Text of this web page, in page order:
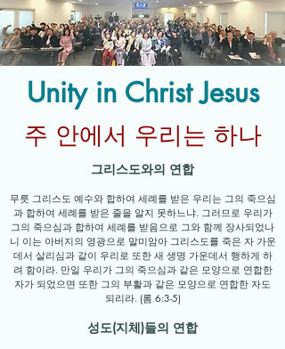
Unity in Christ Jesus
주 안에서 우리는 하나
그리스도와의 연합
무릇 그리스도 예수와 합하여 세례를 받은 우리는 그의 죽으심
과 합하여 세례를 받은 줄을 알지 못하느냐. 그러므로 우리가
그의 죽으심과 합하여 세례를 받음으로 그와 함께 장사되었나
니 이는 아버지의 영광으로 말미암아 그리스도를 죽은 자 가운
데서 살리심과 같이 우리로 또한 새 생명 가운데서 행하게 하
려 함이라. 만일 우리가 그의 죽으심과 같은 모양으로 연합한
자가 되었으면 또한 그의 부활과 같은 모양으로 연합한 자도
되리라. (롬 6:3-5)
성도(지체)들의 연합